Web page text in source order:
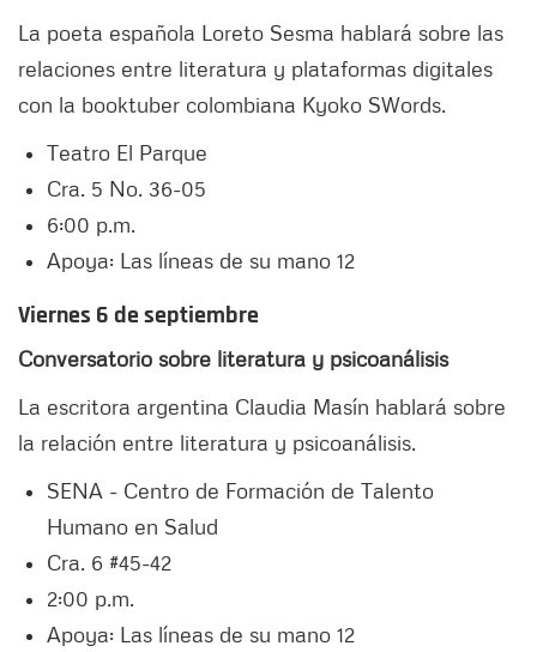
La poeta española Loreto Sesma hablará sobre las
relaciones entre literatura y plataformas digitales
con la booktuber colombiana Kyoko SWords.
Teatro El Parque
Cra. 5 No. 36-05
6:00 p.m.
Apoya: Las líneas de su mano 12
Viernes 6 de septiembre
Conversatorio sobre literatura y psicoanálisis
La escritora argentina Claudia Masín hablará sobre
la relación entre literatura y psicoanálisis.
SENA - Centro de Formación de Talento
Humano en Salud
Cra. 6 #45-42
2:00 p.m.
Apoya: Las líneas de su mano 12